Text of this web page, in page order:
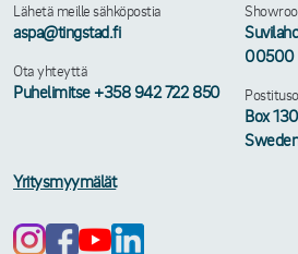
Lähetä meille sähköpostia
aspa@tingstad.fi
Ota yhteyttä
Puhelimitse +358 942 722 850
00500
Box
Yritysmyymälät